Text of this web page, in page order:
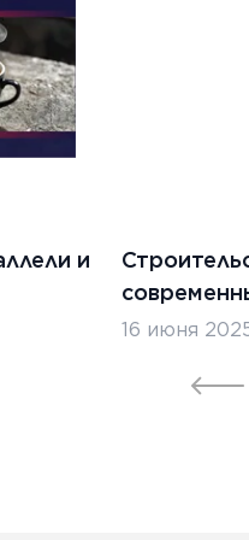
ЧИТАТЬ
8 ноября 2022 г.
и
16 июня